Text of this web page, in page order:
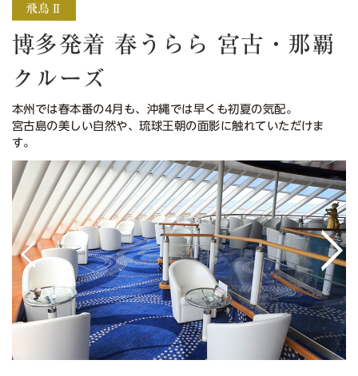
博多発着 春うらら 宮古・那覇
クルーズ
本州では春本番の4月も、沖縄では早くも初夏の気配。
宮古島の美しい自然や、琉球王朝の面影に触れていただけま
す。
< >